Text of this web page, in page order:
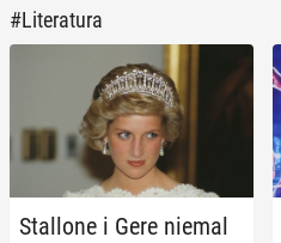
#Literatura
Stal­lo­ne i Gere niemal